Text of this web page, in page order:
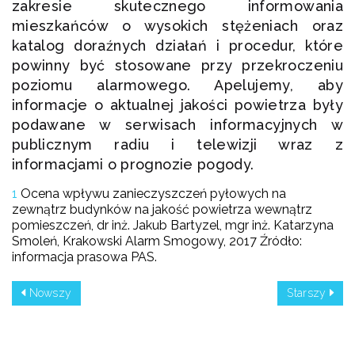
zakresie skutecznego informowania
mieszkańców o wysokich stężeniach oraz
katalog doraźnych działań i procedur, które
powinny być stosowane przy przekroczeniu
poziomu alarmowego. Apelujemy, aby
informacje o aktualnej jakości powietrza były
podawane w serwisach informacyjnych w
publicznym radiu i telewizji wraz z
informacjami o prognozie pogody.
1 Ocena wpływu zanieczyszczeń pyłowych na
zewnątrz budynków na jakość powietrza wewnątrz
pomieszczeń, dr inż. Jakub Bartyzel, mgr inż. Katarzyna
Smoleń, Krakowski Alarm Smogowy, 2017 Źródło:
informacja prasowa PAS.
Nowszy Starszy